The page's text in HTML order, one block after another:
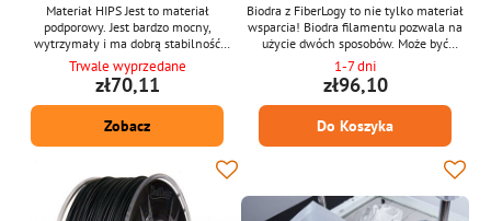
Materiał HIPS Jest to materiał
podporowy. Jest bardzo mocny,
wytrzymały i ma dobrą stabilność
temperaturową. Nadaje się do
drukowania większych obiektów. Rozmiar
włókna: 1,75 mm ± 0,02 mm.
Opakowanie 1 kg - pomieści ok. 395 m
sznurka o szerokości 1,75 mm.
Trwale wyprzedane
zł70,11
Zobacz
Biodra z FiberLogy to nie tylko materiał
wsparcia! Biodra filamentu pozwala na
użycie dwóch sposobów. Może być
używany jako sam materiał podstawowy,
tj. Wydruk będzie wykonany tylko z
bioder lub może być również używany do
drukowania wspornika w połączeniu z
innym materiałem podstawowym (ABS i
1-7 dni
zł96,10
Do Koszyka